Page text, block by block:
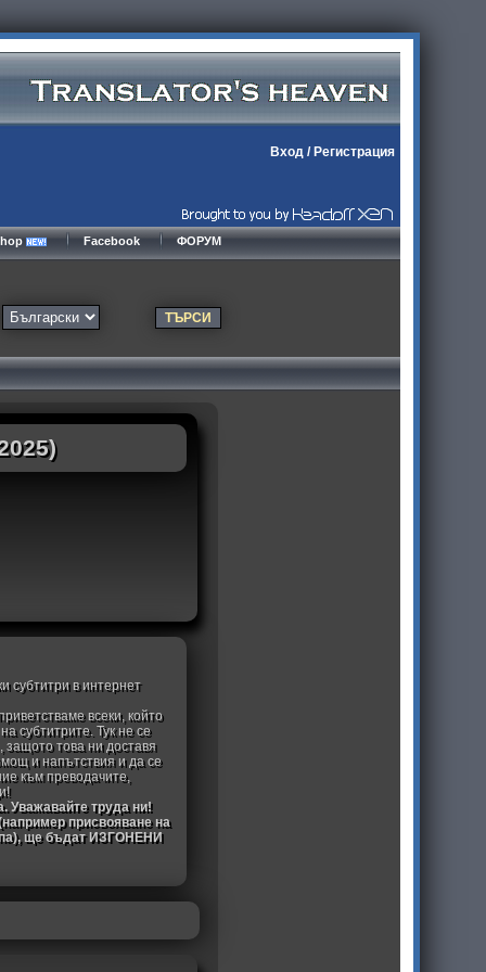
Вход/ Регистрация
Facebook ФОРУМ
субтитри в интернет
всеки, който
субтитрите. Тук не се
, защото това ни доставя
и напътствия и да се
към преводачите,
Уважавайте труда ни!
присвояване на
ще бъдат ИЗГОНЕНИ